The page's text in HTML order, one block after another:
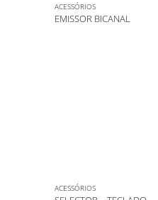
ACESSÓRIOS
EMISSOR BICANAL
ACESSÓRIOS